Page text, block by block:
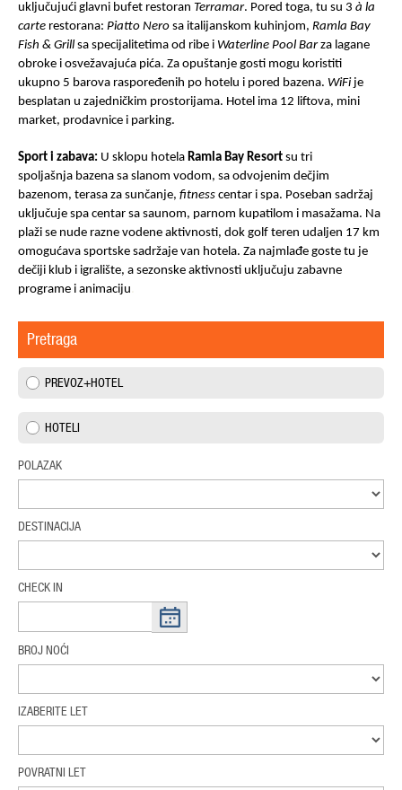
uključujući glavni bufet restoran Terramar. Pored toga, tu su 3 à la
carte restorana: Piatto Nero sa italijanskom kuhinjom, Ramla Bay
Fish & Grill sa specijalitetima od ribe i Waterline Pool Barza lagane
obroke i osvežavajuća pića. Za opuštanje gosti mogu koristiti
ukupno 5 barova raspoređenih po hotelu i pored bazena. WiFi je
besplatan u zajedničkim prostorijama. Hotel ima 12 liftova, mini
market, prodavnice i parking.
Sport i zabava: U sklopu hotela Ramla Bay Resort su tri
spoljašnja bazena sa slanom vodom, sa odvojenim dečjim
bazenom, terasa za sunčanje, fitness centar i spa. Poseban sadržaj
uključuje spa centar sa saunom, parnom kupatilom i masažama. Na
plaži se nude razne vodene aktivnosti, dok golf teren udaljen 17 km
omogućava sportske sadržaje van hotela. Za najmlađe goste tu je
dečiji klub i igralište, a sezonske aktivnosti uključuju zabavne
programe i animaciju.
Pretraga
PREVOZ+HOTEL
HOTELI
POLAZAK
DESTINACIJA
CHECK IN
BROJ NOĆI
IZABERITE LET
POVRATNI LET